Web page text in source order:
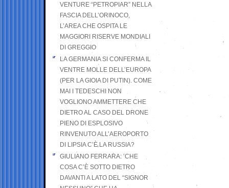
VENTURE “PETROPIAR” NELLA
FASCIA DELL’ORINOCO,
L’AREA CHE OSPITA LE
MAGGIORI RISERVE MONDIALI
DI GREGGIO
LA GERMANIA SI CONFERMA IL
VENTRE MOLLE DELL’EUROPA
(PER LA GIOIA DI PUTIN). COME
MAI I TEDESCHI NON
VOGLIONO AMMETTERE CHE
DIETRO AL CASO DEL DRONE
PIENO DI ESPLOSIVO
RINVENUTO ALL’AEROPORTO
DI LIPSIA C’È LA RUSSIA?
GIULIANO FERRARA: ’CHE
COSA C’È SOTTO DIETRO
DAVANTI A LATO DEL “SIGNOR